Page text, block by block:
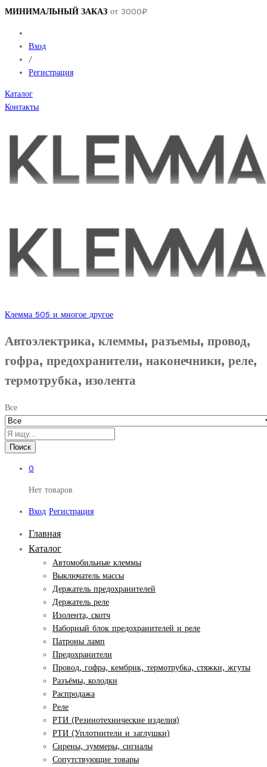
МИНИМАЛЬНЫЙ ЗАКАЗ от 3000₽
Вход
/
Регистрация
Каталог
Контакты
Клемма 505 и многое другое
Автоэлектрика, клеммы, разъемы, провод,
гофра, предохранители, наконечники, реле,
термотрубка, изолента
Все
Поиск
0
Нет товаров
Вход Регистрация
Главная
Каталог
Автомобильные клеммы
Выключатель массы
Держатель предохранителей
Держатель реле
Изолента, скотч
Наборный блок предохранителей и реле
Патроны ламп
Предохранители
Провод, гофра, кембрик, термотрубка, стяжки, жгуты
Разъёмы, колодки
Распродажа
Реле
РТИ (Резинотехнические изделия)
РТИ (Уплотнители и заглушки)
Сирены, зуммеры, сигналы
Сопутствующие товары